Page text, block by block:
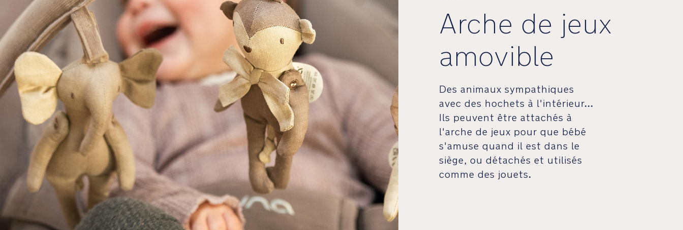
Arche de jeux
amovible
Des animaux sympathiques
avec des hochets à l'intérieur...
Ils peuvent être attachés à
l'arche de jeux pour que bébé
s'amuse quand il est dans le
siège, ou détachés et utilisés
comme des jouets.